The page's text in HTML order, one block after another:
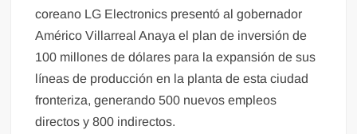
coreano LG Electronics presentó al gobernador
Américo Villarreal Anaya el plan de inversión de
100 millones de dólares para la expansión de sus
líneas de producción en la planta de esta ciudad
fronteriza, generando 500 nuevos empleos
directos y 800 indirectos.